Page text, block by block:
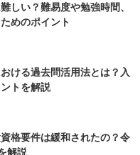
しい？難易度や勉強時間、
めのポイント
ける過去問活用法とは？入
トを解説
格要件は緩和されたの？令
解説